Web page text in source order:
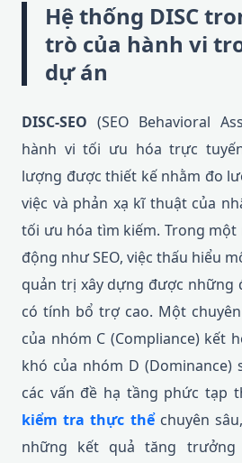
Hệ thống DISC
trò của hành vi
dự án
DISC-SEO (SEO Behavioral
hành vi tối ưu hóa trực
lượng được thiết kế nhằm đo
việc và phản xạ kĩ thuật của
tối ưu hóa tìm kiếm. Trong
động như SEO, việc thấu hiểu
quản trị xây dựng được những
có tính bổ trợ cao. Một
của nhóm C (Compliance) kết
khó của nhóm D (Dominance)
các vấn đề hạ tầng phức tạp
kiểm tra thực thểchuyên
những kết quả tăng